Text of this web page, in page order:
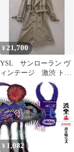
¥ 21,700
YSL サンローラン ヴ
ィンテージ 激渋 トレ
ンチコート 94A6 ΣP
¥ 1,082